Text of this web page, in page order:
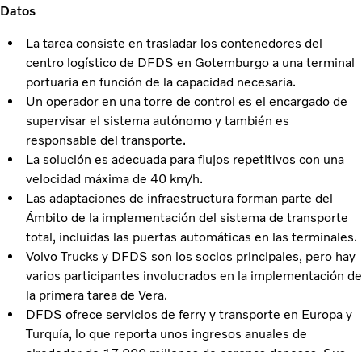
Datos
La tarea consiste en trasladar los contenedores del
centro logí­stico de DFDS en Gotemburgo a una terminal
portuaria en función de la capacidad necesaria.
Un operador en una torre de control es el encargado de
supervisar el sistema autónomo y también es
responsable del transporte.
La solución es adecuada para flujos repetitivos con una
velocidad máxima de 40 km/h.
Las adaptaciones de infraestructura forman parte del
Ámbito de la implementación del sistema de transporte
total, incluidas las puertas automáticas en las terminales.
Volvo Trucks y DFDS son los socios principales, pero hay
varios participantes involucrados en la implementación de
la primera tarea de Vera.
DFDS ofrece servicios de ferry y transporte en Europa y
Turquía, lo que reporta unos ingresos anuales de